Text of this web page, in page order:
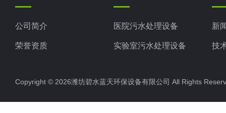
公司简介
荣誉资质
医院污水处理设备
实验室污水处理设备
养殖污水处理设备
屠宰场污水处理设备
新
技
Copyright © 2026潍坊碧水蓝天环保设备有限公司 All Rights